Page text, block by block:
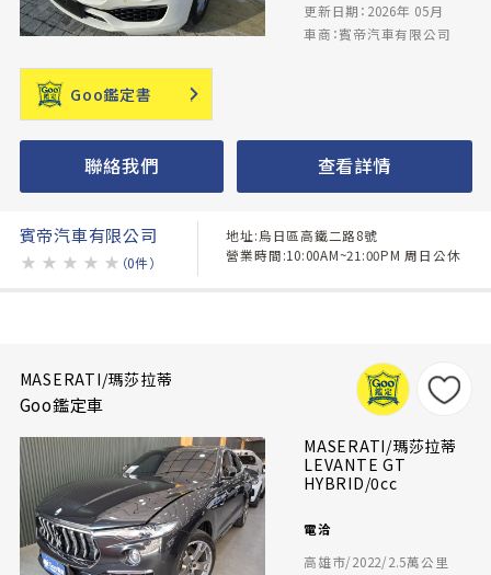
更新日期：2026年 05月
車商：賓帝汽車有限公司
Goo鑑定書
聯絡我們 查看詳情
賓帝汽車有限公司
★ ★ ★ ★ ★ （0件）
地址:烏日區高鐵二路8號
營業時間:10:00AM~21:00PM 周日公休
MASERATI/瑪莎拉蒂
Goo鑑定車
MASERATI/瑪莎拉蒂
LEVANTE GT
HYBRID/0cc
電洽
高雄市/2022/2.5萬公里